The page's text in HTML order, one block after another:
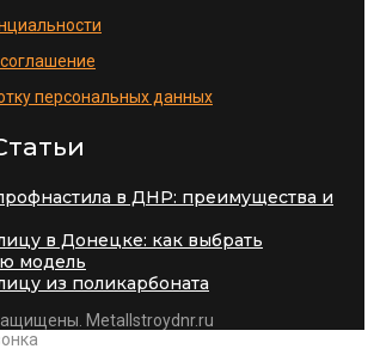
персональных данных
в ДНР: преимущества и
в Донецке: как выбрать
модель
из поликарбоната
Metallstroydnr.ru